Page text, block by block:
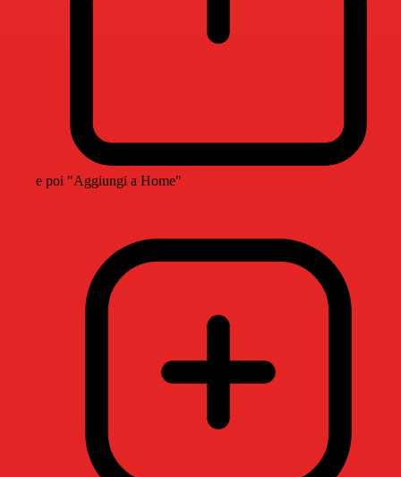
e poi "Aggiungi a Home"